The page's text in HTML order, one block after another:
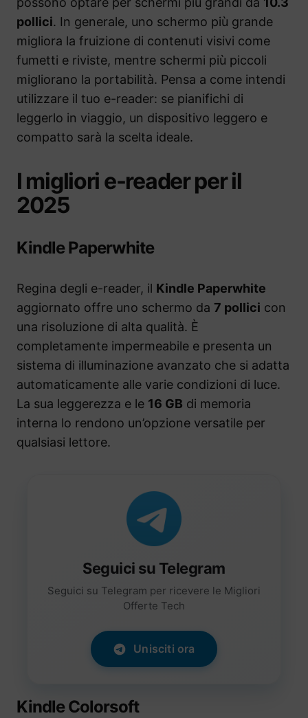
pollici. In generale, uno schermo più grande
migliora la fruizione di contenuti visivi come
fumetti e riviste, mentre schermi più piccoli
migliorano la portabilità. Pensa a come intendi
utilizzare il tuo e-reader: se pianifichi di
leggerlo in viaggio, un dispositivo leggero e
compatto sarà la scelta ideale.
I migliori e-reader per il
2025
Kindle Paperwhite
Regina degli e-reader, il Kindle Paperwhite
aggiornato offre uno schermo da 7 pollici con
una risoluzione di alta qualità. È
completamente impermeabile e presenta un
sistema di illuminazione avanzato che si adatta
automaticamente alle varie condizioni di luce.
La sua leggerezza e le 16 GB di memoria
interna lo rendono un’opzione versatile per
qualsiasi lettore.
Seguici su Telegram
Seguici su Telegram per ricevere le Migliori
Offerte Tech
Unisciti ora
Kindle Colorsoft